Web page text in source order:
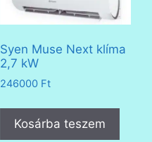
Syen Muse Next klíma
2,7 kW
246000 Ft
Kosárba teszem